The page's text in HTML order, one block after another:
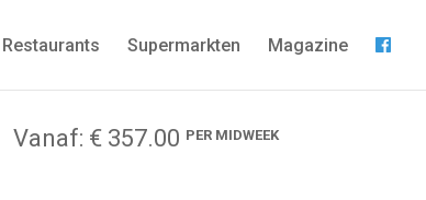
Restaurants Supermarkten Magazine
Vanaf: € 357.00 PER MIDWEEK